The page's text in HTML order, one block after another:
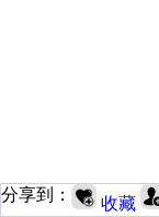
分享到： 收藏